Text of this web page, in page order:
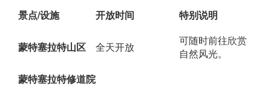
景点/设施 开放时间 特别说明
蒙特塞拉特山区 全天开放
可随时前往欣赏
自然风光。
蒙特塞拉特修道院